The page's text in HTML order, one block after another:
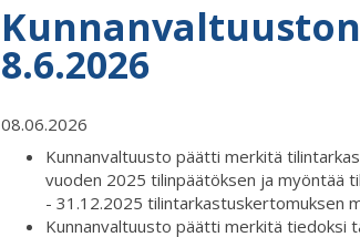
8.6.2026
08.06.2026
Kunnanvaltuusto päätti merkitä
vuoden 2025 tilinpäätöksen ja myöntää
- 31.12.2025 tilintarkastuskertomuksen
Kunnanvaltuusto päätti merkitä tiedoksi